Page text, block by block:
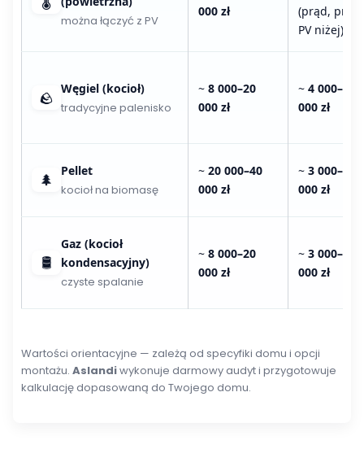
można łączyć z PV
000 zł
(prąd, przy
PV niżej)
🪨 Węgiel (kocioł)
tradycyjne palenisko
~ 8 000–20
000 zł
~ 4 000–8
000 zł
🌲
Pellet
kocioł na biomasę
~ 20 000–40
000 zł
~ 3 000–6
000 zł
🛢️
Gaz (kocioł
kondensacyjny)
czyste spalanie
~ 8 000–20
000 zł
~ 3 000–6
000 zł
Wartości orientacyjne — zależą od specyfiki domu i opcji
montażu. Aslandiwykonuje darmowy audyt i przygotowuje
kalkulację dopasowaną do Twojego domu.